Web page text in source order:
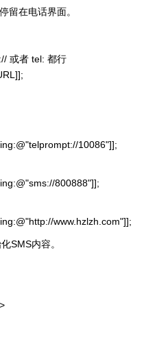
留在电话界面。
或者 tel: 都行
10086"]];
800888"]];
www.hzlzh.com"]];
SMS内容。